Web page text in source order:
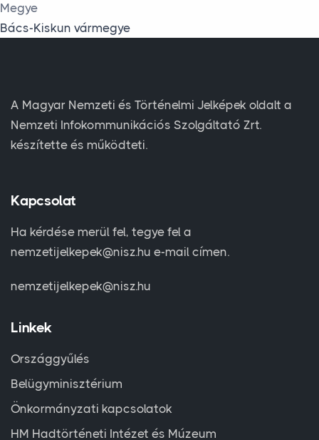
Megye
Bács-Kiskun vármegye
A Magyar Nemzeti és Történelmi Jelképek oldalt a
Nemzeti Infokommunikációs Szolgáltató Zrt.
készítette és működteti.
Kapcsolat
Ha kérdése merül fel, tegye fel a
nemzetijelkepek@nisz.hu e-mail címen.
nemzetijelkepek@nisz.hu
Linkek
Országgyűlés
Belügyminisztérium
Önkormányzati kapcsolatok
HM Hadtörténeti Intézet és Múzeum